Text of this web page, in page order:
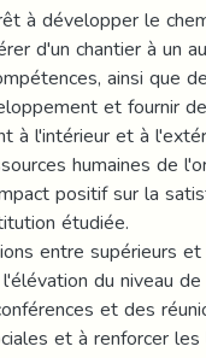
à développer le
d'un chantier à un
ainsi que
et fournir
à l'intérieur et à
humaines de
positif sur la
étudiée.
entre supérieurs
du niveau
et des
et à renforcer